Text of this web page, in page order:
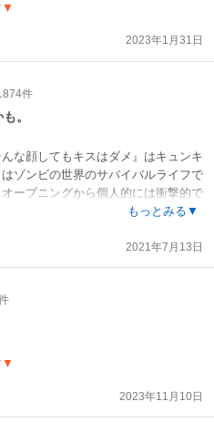
▼
2023年1月31日
件
。
な顔してもキスはダメ』はキュンキ
ゾンビの世界のサバイバルライフで
ープニングから個人的には衝撃的で
…
くのが苦手なもので、どう書いたら
とネタバレするので止めておきま
ゾンビの世界もどうなるのーーーっ
んが、完結してから読んでも良かっ
になって待てないだろうなとも思い
もっとみる▼
2021年7月13日
▼
2023年11月10日